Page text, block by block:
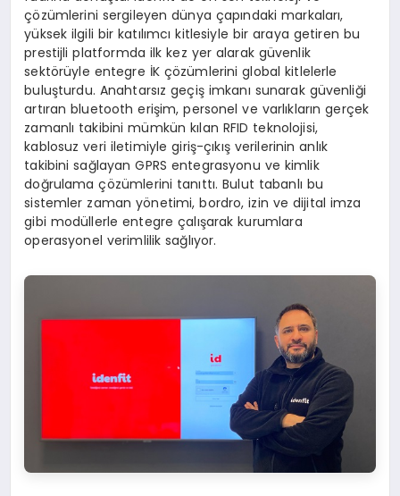
çözümlerini sergileyen dünya çapındaki markaları,
yüksek ilgili bir katılımcı kitlesiyle bir araya getiren bu
prestijli platformda ilk kez yer alarak güvenlik
sektörüyle entegre İK çözümlerini global kitlelerle
buluşturdu. Anahtarsız geçiş imkanı sunarak güvenliği
artıran bluetooth erişim, personel ve varlıkların gerçek
zamanlı takibini mümkün kılan RFID teknolojisi,
kablosuz veri iletimiyle giriş-çıkış verilerinin anlık
takibini sağlayan GPRS entegrasyonu ve kimlik
doğrulama çözümlerini tanıttı. Bulut tabanlı bu
sistemler zaman yönetimi, bordro, izin ve dijital imza
gibi modüllerle entegre çalışarak kurumlara
operasyonel verimlilik sağlıyor.